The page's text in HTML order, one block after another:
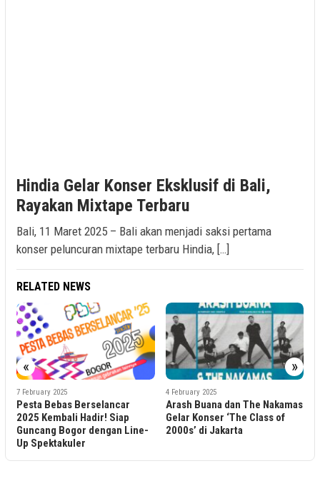
Hindia Gelar Konser Eksklusif di Bali,
Rayakan Mixtape Terbaru
Bali, 11 Maret 2025 – Bali akan menjadi saksi pertama
konser peluncuran mixtape terbaru Hindia, […]
RELATED NEWS
« »
7 February 2025
Pesta Bebas Berselancar
2025 Kembali Hadir! Siap
Guncang Bogor dengan Line-
Up Spektakuler
4 February 2025
Arash Buana dan The Nakamas
Gelar Konser ‘The Class of
2000s’ di Jakarta